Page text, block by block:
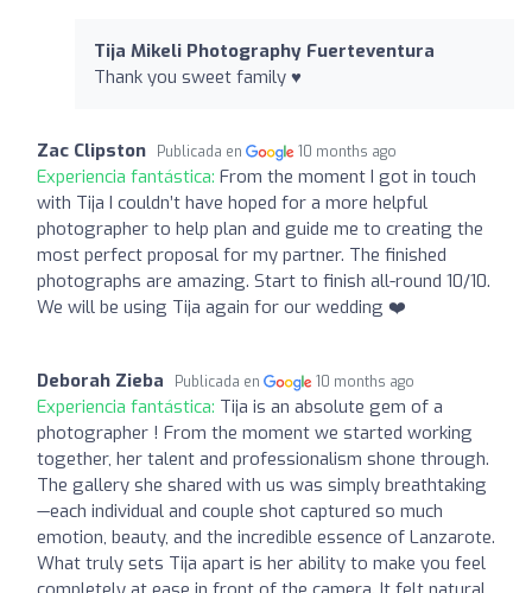
Tija Mikeli Photography Fuerteventura
Thank you sweet family ♥️
Zac Clipston Publicada en 10 months ago
Experiencia fantástica: From the moment I got in touch
with Tija I couldn’t have hoped for a more helpful
photographer to help plan and guide me to creating the
most perfect proposal for my partner. The finished
photographs are amazing. Start to finish all-round 10/10.
We will be using Tija again for our wedding ❤️
Deborah Zieba Publicada en 10 months ago
Experiencia fantástica: Tija is an absolute gem of a
photographer ! From the moment we started working
together, her talent and professionalism shone through.
The gallery she shared with us was simply breathtaking
—each individual and couple shot captured so much
emotion, beauty, and the incredible essence of Lanzarote.
What truly sets Tija apart is her ability to make you feel